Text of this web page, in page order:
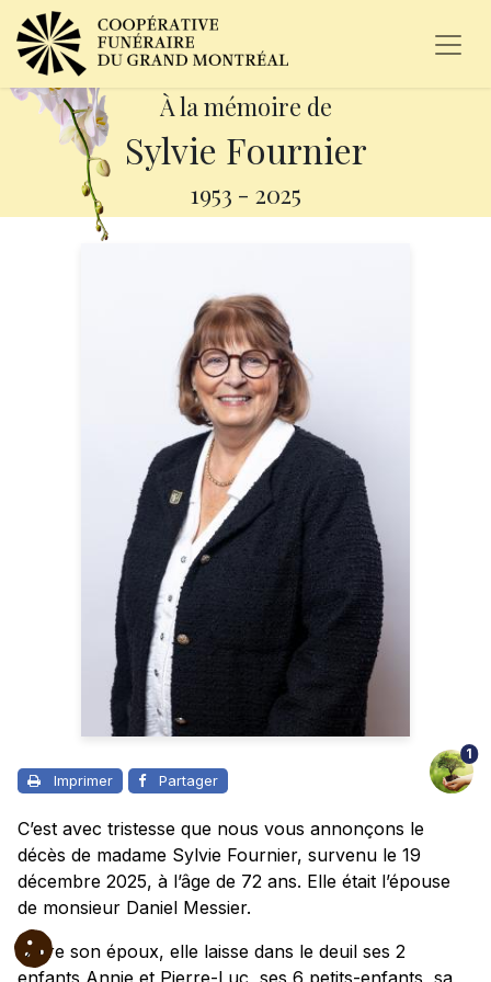
À la mémoire de
Sylvie Fournier
1953 - 2025
Imprimer Partager
1
C’est avec tristesse que nous vous annonçons le
décès de madame Sylvie Fournier, survenu le 19
décembre 2025, à l’âge de 72 ans. Elle était l’épouse
de monsieur Daniel Messier.
Outre son époux, elle laisse dans le deuil ses 2
enfants Annie et Pierre-Luc, ses 6 petits-enfants, sa